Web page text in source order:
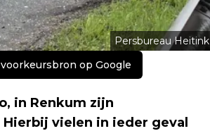
Persbureau Heitink
op Google
in Renkum zijn
vielen in ieder geval